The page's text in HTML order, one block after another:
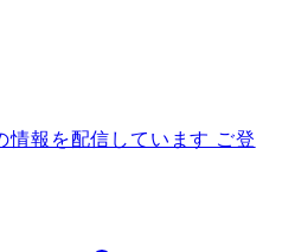
情報を配信しています ご登